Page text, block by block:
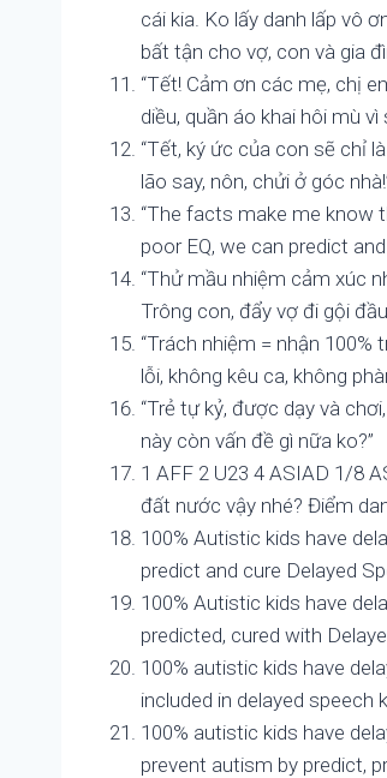
cái kia. Ko lấy danh lấp vô
bất tận cho vợ, con và gia
“Tết! Cảm ơn các mẹ, chị
diều, quần áo khai hôi mù vì
“Tết, ký ức của con sẽ chỉ
lão say, nôn, chửi ở góc
“The facts make me know
poor EQ, we can predict
“Thử mầu nhiệm cảm xúc
Trông con, đẩy vợ đi gội
“Trách nhiệm = nhận
lỗi, không kêu ca, không
“Trẻ tự kỷ, được dạy và
này còn vấn đề gì nữa ko?”
1 AFF 2 U23 4 ASIAD 1/8
đất nước vậy nhé? Điểm
100% Autistic kids have
predict and cure Delayed
100% Autistic kids have
predicted, cured with
100% autistic kids have
included in delayed speech
100% autistic kids have
prevent autism by predict,